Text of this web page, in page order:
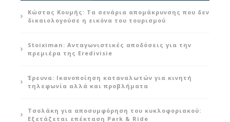
Κώστας Κουμής: Τα σενάρια απομάκρυνσης που δεν
δικαιολογούσε η εικόνα του τουρισμού
Stoiximan: Ανταγωνιστικές αποδόσεις για την
πρεμιέρα της Eredivisie
Έρευνα: Ικανοποίηση καταναλωτών για κινητή
τηλεφωνία αλλά και προβλήματα
Τσολάκη για αποσυμφόρηση του κυκλοφοριακού:
Εξετάζεται επέκταση Park & Ride